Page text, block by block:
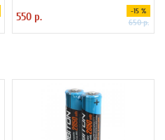
550 р. -15 %
650 р.